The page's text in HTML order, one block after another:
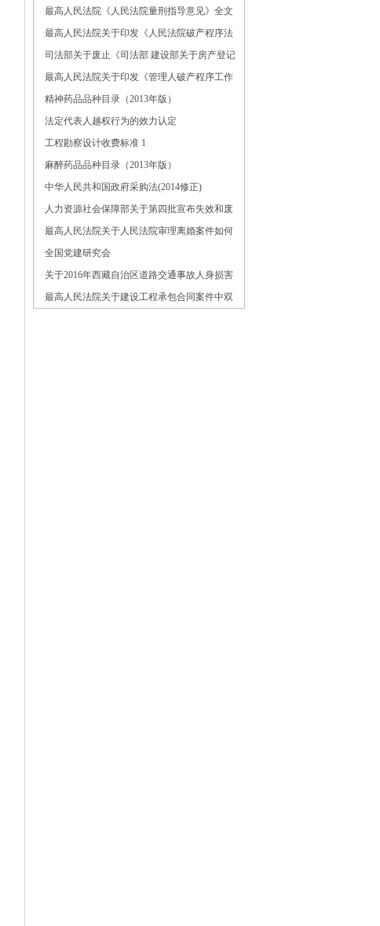
·最高人民法院《人民法院量刑指导意见》全文
·最高人民法院关于印发《人民法院破产程序法
律文书样式（试行）》的通知
·司法部关于废止《司法部 建设部关于房产登记
管理中加强公证的联合通知》的通知
·最高人民法院关于印发《管理人破产程序工作
文书样式（试行）》的通知
·精神药品品种目录（2013年版）
·法定代表人越权行为的效力认定
·工程勘察设计收费标准 1
·麻醉药品品种目录（2013年版）
·中华人民共和国政府采购法(2014修正)
· 人力资源社会保障部关于第四批宣布失效和废
止文件的通知
·最高人民法院关于人民法院审理离婚案件如何
认定夫妻感情确已破裂的若干具体意见
·全国党建研究会
·关于2016年西藏自治区道路交通事故人身损害
赔偿案件计算标准的通知
·最高人民法院关于建设工程承包合同案件中双